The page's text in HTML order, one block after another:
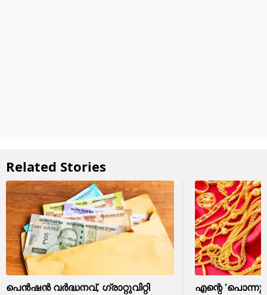
Related Stories
പെൻഷൻ വർദ്ധനവ്, ഗ്രാറ്റുവിറ്റി
എന്റെ